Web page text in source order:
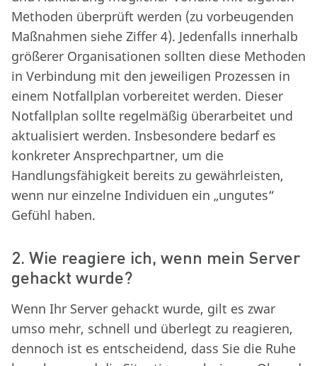
Methoden überprüft werden (zu vorbeugenden
Maßnahmen siehe Ziffer 4). Jedenfalls innerhalb
größerer Organisationen sollten diese Methoden
in Verbindung mit den jeweiligen Prozessen in
einem Notfallplan vorbereitet werden. Dieser
Notfallplan sollte regelmäßig überarbeitet und
aktualisiert werden. Insbesondere bedarf es
konkreter Ansprechpartner, um die
Handlungsfähigkeit bereits zu gewährleisten,
wenn nur einzelne Individuen ein „ungutes“
Gefühl haben.
2. Wie reagiere ich, wenn mein Server
gehackt wurde?
Wenn Ihr Server gehackt wurde, gilt es zwar
umso mehr, schnell und überlegt zu reagieren,
dennoch ist es entscheidend, dass Sie die Ruhe